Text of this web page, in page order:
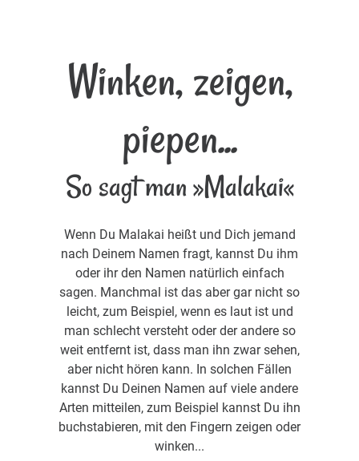
Winken, zeigen,
piepen...
So sagt man »Malakai«
Wenn Du Malakai heißt und Dich jemand
nach Deinem Namen fragt, kannst Du ihm
oder ihr den Namen natürlich einfach
sagen. Manchmal ist das aber gar nicht so
leicht, zum Beispiel, wenn es laut ist und
man schlecht versteht oder der andere so
weit entfernt ist, dass man ihn zwar sehen,
aber nicht hören kann. In solchen Fällen
kannst Du Deinen Namen auf viele andere
Arten mitteilen, zum Beispiel kannst Du ihn
buchstabieren, mit den Fingern zeigen oder
winken...